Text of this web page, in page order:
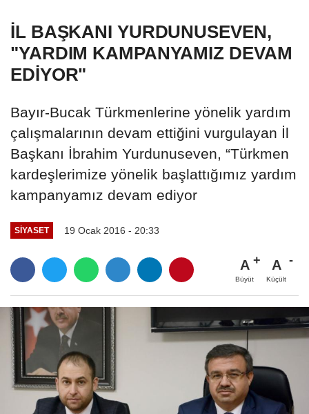
İL BAŞKANI YURDUNUSEVEN,
"YARDIM KAMPANYAMIZ DEVAM
EDİYOR"
Bayır-Bucak Türkmenlerine yönelik yardım
çalışmalarının devam ettiğini vurgulayan İl
Başkanı İbrahim Yurdunuseven, “Türkmen
kardeşlerimize yönelik başlattığımız yardım
kampanyamız devam ediyor
SIYASET 19 Ocak 2016 - 20:33
A
Büyüt
A
Küçült